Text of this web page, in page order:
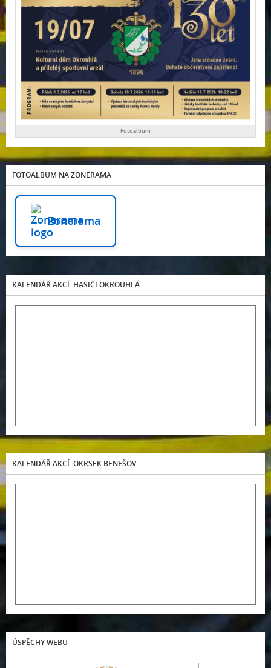
Fotoalbum
FOTOALBUM NA ZONERAMA
Zonerama
KALENDÁŘ AKCÍ: HASIČI OKROUHLÁ
KALENDÁŘ AKCÍ: OKRSEK BENEŠOV
ÚSPĚCHY WEBU